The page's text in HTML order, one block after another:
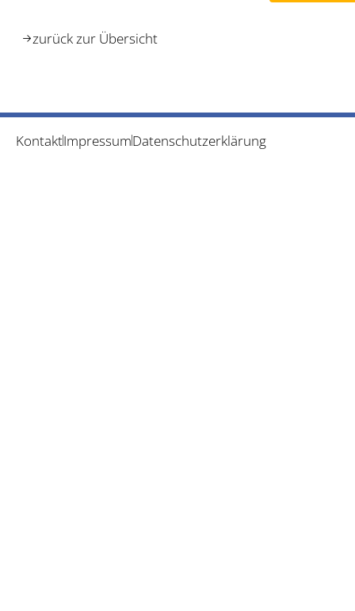
zurück zur Übersicht
KontaktImpressumDatenschutzerklärung